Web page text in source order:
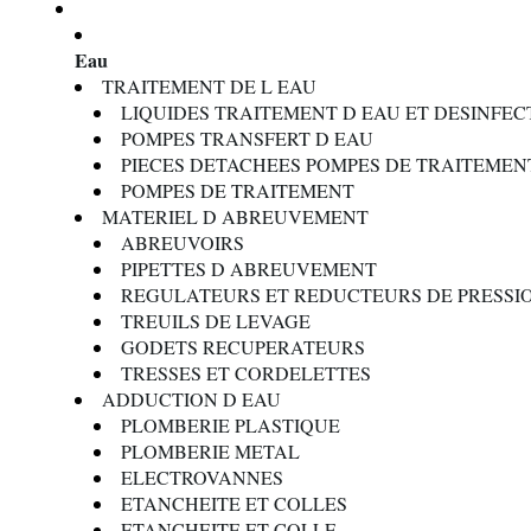
Eau
TRAITEMENT DE L EAU
LIQUIDES TRAITEMENT D EAU ET
POMPES TRANSFERT D EAU
PIECES DETACHEES POMPES DE
POMPES DE TRAITEMENT
MATERIEL D ABREUVEMENT
ABREUVOIRS
PIPETTES D ABREUVEMENT
REGULATEURS ET REDUCTEURS DE
TREUILS DE LEVAGE
GODETS RECUPERATEURS
TRESSES ET CORDELETTES
ADDUCTION D EAU
PLOMBERIE PLASTIQUE
PLOMBERIE METAL
ELECTROVANNES
ETANCHEITE ET COLLES